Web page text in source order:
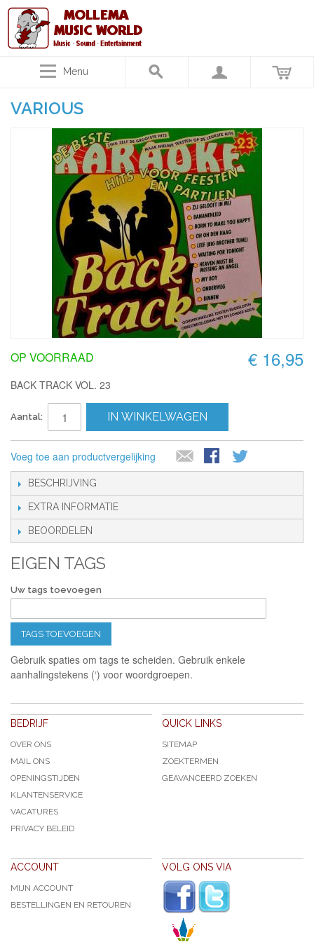
Menu
VARIOUS
€ 16,95
OP VOORRAAD
BACK TRACK VOL. 23
Aantal: IN WINKELWAGEN
Voeg toe aan productvergelijking
BESCHRIJVING
EXTRA INFORMATIE
BEOORDELEN
EIGEN TAGS
Uw tags toevoegen
TAGS TOEVOEGEN
Gebruik spaties om tags te scheiden. Gebruik enkele
aanhalingstekens (‘) voor woordgroepen.
BEDRIJF
OVER ONS
MAIL ONS
OPENINGSTIJDEN
KLANTENSERVICE
VACATURES
PRIVACY BELEID
QUICK LINKS
SITEMAP
ZOEKTERMEN
GEAVANCEERD ZOEKEN
ACCOUNT
MIJN ACCOUNT
BESTELLINGEN EN RETOUREN
VOLG ONS VIA